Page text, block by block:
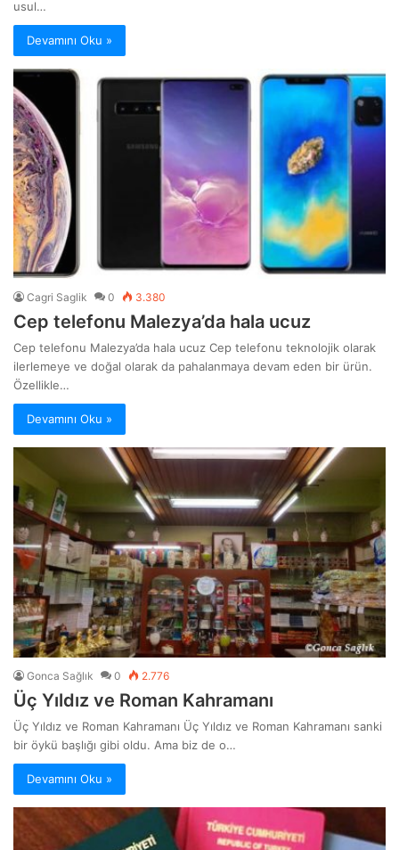
usul…
Devamını Oku »
Cagri Saglik 0 3.380
Cep telefonu Malezya’da hala ucuz
Cep telefonu Malezya’da hala ucuz Cep telefonu teknolojik olarak
ilerlemeye ve doğal olarak da pahalanmaya devam eden bir ürün.
Özellikle…
Devamını Oku »
Gonca Sağlık 0 2.776
Üç Yıldız ve Roman Kahramanı
Üç Yıldız ve Roman Kahramanı Üç Yıldız ve Roman Kahramanı sanki
bir öykü başlığı gibi oldu. Ama biz de o…
Devamını Oku »